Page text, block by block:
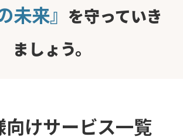
未来』 を守っていき
ましょう。
向けサービス一覧